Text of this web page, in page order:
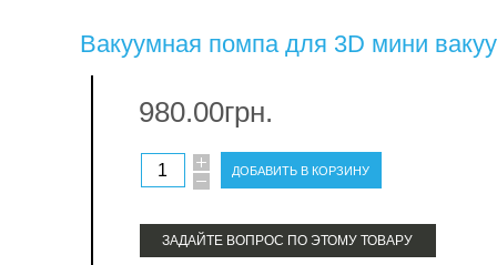
Вакуумная помпа для 3D мини
980.00грн.
ЗАДАЙТЕ ВОПРОС ПО ЭТОМУ ТОВАРУ